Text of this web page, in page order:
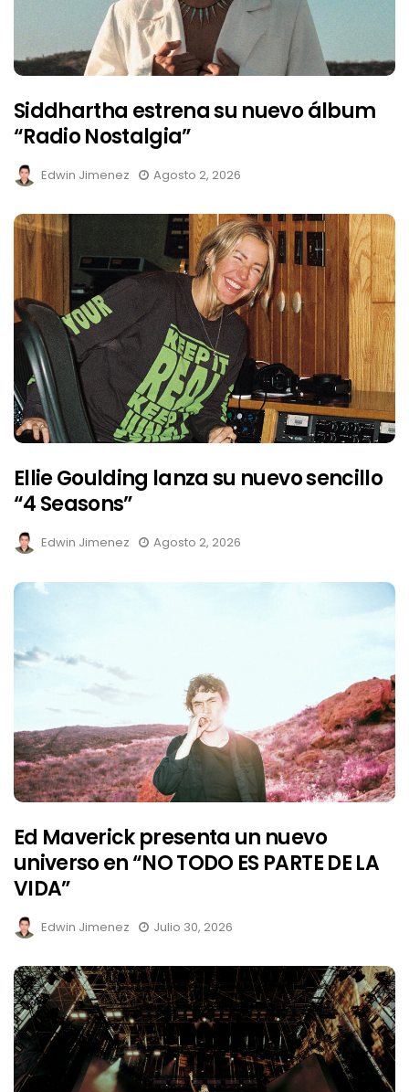
Siddhartha estrena su nuevo álbum
“Radio Nostalgia”
Edwin Jimenez Agosto 2, 2026
Ellie Goulding lanza su nuevo sencillo
“4 Seasons”
Edwin Jimenez Agosto 2, 2026
Ed Maverick presenta un nuevo
universo en “NO TODO ES PARTE DE LA
VIDA”
Edwin Jimenez Julio 30, 2026